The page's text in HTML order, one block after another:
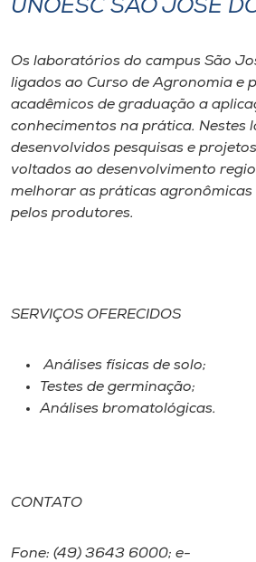
Diplomados
Cultura
CPA
Editora
Rádio
Museu
Store
UNOESC SÃO JOSÉ
Os laboratórios do campus São
ligados ao Curso de Agronomia e
acadêmicos de graduação a
conhecimentos na prática. Nestes
desenvolvidos pesquisas e
voltados ao desenvolvimento
melhorar as práticas agronômicas
pelos produtores.
SERVIÇOS OFERECIDOS
Análises físicas de solo;
Testes de germinação;
Análises bromatológicas.
CONTATO
Fone: (49) 3643 6000; e-